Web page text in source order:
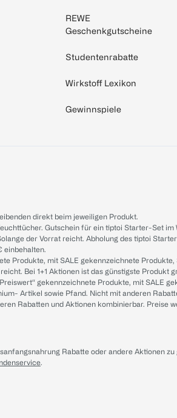
REWE
Geschenkgutscheine
Studentenrabatte
Wirkstoff Lexikon
Gewinnspiele
direkt beim jeweiligen Produkt.
Gutschein für ein tiptoi Starter-Set
der Vorrat reicht. Abholung des tiptoi
einbehalten.
Produkte, mit SALE gekennzeichnete
Bei 1+1 Aktionen ist das günstigste Produkt
gekennzeichnete Produkte, mit
Artikel sowie Pfand. Nicht mit anderen
Rabatten und Aktionen kombinierbar. Preise
Rabatte oder andere Aktionen
.